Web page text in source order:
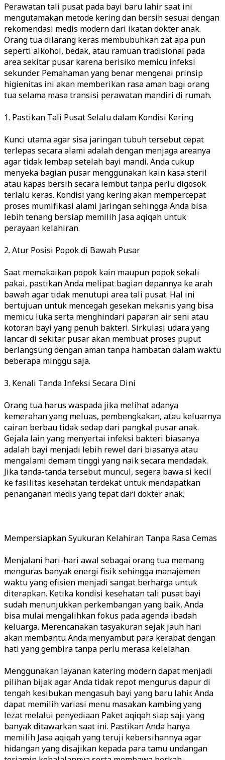
Perawatan tali pusat pada bayi baru lahir saat ini
mengutamakan metode kering dan bersih sesuai dengan
rekomendasi medis modern dari ikatan dokter anak.
Orang tua dilarang keras membubuhkan zat apa pun
seperti alkohol, bedak, atau ramuan tradisional pada
area sekitar pusar karena berisiko memicu infeksi
sekunder. Pemahaman yang benar mengenai prinsip
higienitas ini akan memberikan rasa aman bagi orang
tua selama masa transisi perawatan mandiri di rumah.
1. Pastikan Tali Pusat Selalu dalam Kondisi Kering
Kunci utama agar sisa jaringan tubuh tersebut cepat
terlepas secara alami adalah dengan menjaga areanya
agar tidak lembap setelah bayi mandi. Anda cukup
menyeka bagian pusar menggunakan kain kasa steril
atau kapas bersih secara lembut tanpa perlu digosok
terlalu keras. Kondisi yang kering akan mempercepat
proses mumifikasi alami jaringan sehingga Anda bisa
lebih tenang bersiap memilih Jasa aqiqah untuk
perayaan kelahiran.
2. Atur Posisi Popok di Bawah Pusar
Saat memakaikan popok kain maupun popok sekali
pakai, pastikan Anda melipat bagian depannya ke arah
bawah agar tidak menutupi area tali pusat. Hal ini
bertujuan untuk mencegah gesekan mekanis yang bisa
memicu luka serta menghindari paparan air seni atau
kotoran bayi yang penuh bakteri. Sirkulasi udara yang
lancar di sekitar pusar akan membuat proses puput
berlangsung dengan aman tanpa hambatan dalam waktu
beberapa minggu saja.
3. Kenali Tanda Infeksi Secara Dini
Orang tua harus waspada jika melihat adanya
kemerahan yang meluas, pembengkakan, atau keluarnya
cairan berbau tidak sedap dari pangkal pusar anak.
Gejala lain yang menyertai infeksi bakteri biasanya
adalah bayi menjadi lebih rewel dari biasanya atau
mengalami demam tinggi yang naik secara mendadak.
Jika tanda-tanda tersebut muncul, segera bawa si kecil
ke fasilitas kesehatan terdekat untuk mendapatkan
penanganan medis yang tepat dari dokter anak.
Mempersiapkan Syukuran Kelahiran Tanpa Rasa Cemas
Menjalani hari-hari awal sebagai orang tua memang
menguras banyak energi fisik sehingga manajemen
waktu yang efisien menjadi sangat berharga untuk
diterapkan. Ketika kondisi kesehatan tali pusat bayi
sudah menunjukkan perkembangan yang baik, Anda
bisa mulai mengalihkan fokus pada agenda ibadah
keluarga. Merencanakan tasyakuran sejak jauh hari
akan membantu Anda menyambut para kerabat dengan
hati yang gembira tanpa perlu merasa kelelahan.
Menggunakan layanan katering modern dapat menjadi
pilihan bijak agar Anda tidak repot mengurus dapur di
tengah kesibukan mengasuh bayi yang baru lahir. Anda
dapat memilih variasi menu masakan kambing yang
lezat melalui penyediaan Paket aqiqah siap saji yang
banyak ditawarkan saat ini. Pastikan Anda hanya
memilih Jasa aqiqah yang teruji kebersihannya agar
hidangan yang disajikan kepada para tamu undangan